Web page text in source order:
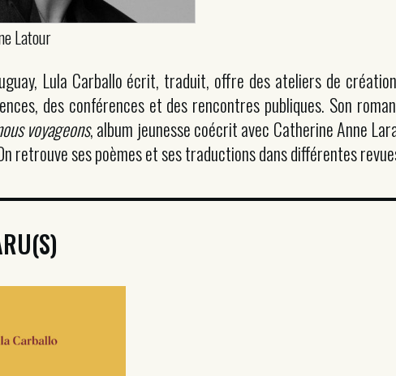
Latour
Lula Carballo écrit, traduit, offre des ateliers de
des conférences et des rencontres publiques. Son roman
voyageons, album jeunesse coécrit avec Catherine Anne
retrouve ses poèmes et ses traductions dans différentes